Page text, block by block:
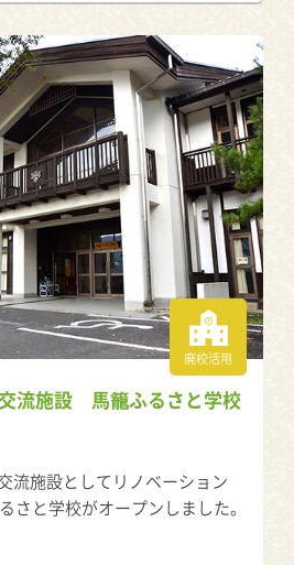
廃校活用
流施設 馬籠ふるさと学校
流施設としてリノベーション
さと学校がオープンしました。